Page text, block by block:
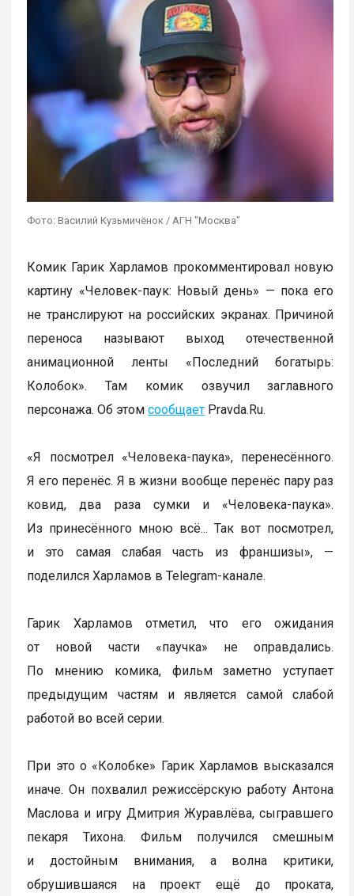
Фото: Василий Кузьмичёнок / АГН "Москва"
Комик Гарик Харламов прокомментировал новую
картину «Человек-паук: Новый день» — пока его
не транслируют на российских экранах. Причиной
переноса называют выход отечественной
анимационной ленты «Последний богатырь:
Колобок». Там комик озвучил заглавного
персонажа. Об этомсообщает Pravda.Ru.
«Я посмотрел «Человека-паука», перенесённого.
Я его перенёс. Я в жизни вообще перенёс пару раз
ковид, два раза сумки и «Человека-паука».
Из принесённого мною всё... Так вот посмотрел,
и это самая слабая часть из франшизы», —
поделился Харламов в Telegram-канале.
Гарик Харламов отметил, что его ожидания
от новой части «паучка» не оправдались.
По мнению комика, фильм заметно уступает
предыдущим частям и является самой слабой
работой во всей серии.
При это о «Колобке» Гарик Харламов высказался
иначе. Он похвалил режиссёрскую работу Антона
Маслова и игру Дмитрия Журавлёва, сыгравшего
пекаря Тихона. Фильм получился смешным
и достойным внимания, а волна критики,
обрушившаяся на проект ещё до проката,